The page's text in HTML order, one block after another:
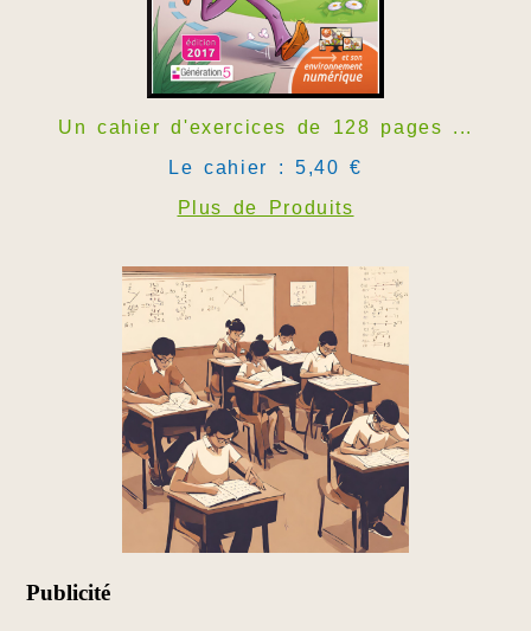
Un cahier d'exercices de 128 pages ...
Le cahier : 5,40 €
Plus de Produits
Publicité